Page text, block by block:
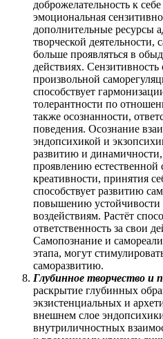
доброжелательность к
эмоциональная
дополнительные ресурсы
творческой деятельности,
больше проявляться в
действиях. Сензитивность
произвольной
способствует
толерантности по
также осознанности,
поведения. Осознание
эндопсихикой и
развитию и динамичности,
проявлению естественной
креативности, принятия
способствует развитию
повышению устойчивости
воздействиям. Растёт
ответственность за свои
Самопознание и
этапа, могут
саморазвитию.
Глубинное творчество и
раскрытие глубинных
экзистенциальных и
внешнем слое
внутриличностных